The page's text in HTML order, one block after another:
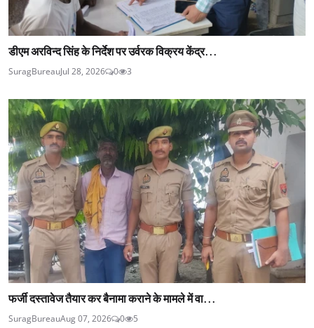
डीएम अरविन्द सिंह के निर्देश पर उर्वरक विक्रय केंद्र...
SuragBureauJul 28, 2026 0 3
फर्जी दस्तावेज तैयार कर बैनामा कराने के मामले में वा...
SuragBureauAug 07, 2026 0 5